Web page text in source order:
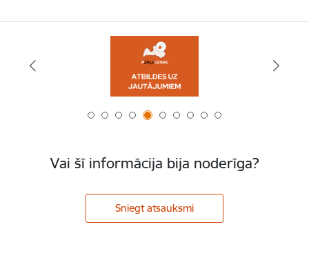
Vai šī informācija bija noderīga?
Sniegt atsauksmi